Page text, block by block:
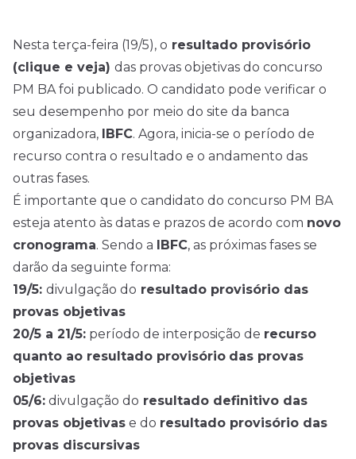
Nesta terça-feira (19/5), o resultado provisório
(clique e veja) das provas objetivas do concurso
PM BA foi publicado. O candidato pode verificar o
seu desempenho por meio do site da banca
organizadora, IBFC. Agora, inicia-se o período de
recurso contra o resultado e o andamento das
outras fases.
É importante que o candidato do concurso PM BA
esteja atento às datas e prazos de acordo com novo
cronograma. Sendo a IBFC, as próximas fases se
darão da seguinte forma:
19/5: divulgação do resultado provisório das
provas objetivas
20/5 a 21/5: período de interposição de recurso
quanto ao resultado provisório das provas
objetivas
05/6: divulgação do resultado definitivo das
provas objetivas e do resultado provisório das
provas discursivas